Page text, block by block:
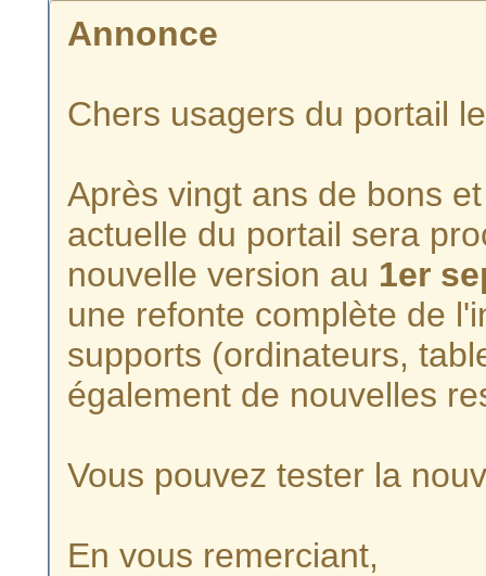
Annonce
Chers usagers du portail
Après vingt ans de bons
actuelle du portail sera
nouvelle version au 1er
une refonte complète de
supports (ordinateurs,
également de nouvelles
Vous pouvez tester la
En vous remerciant,